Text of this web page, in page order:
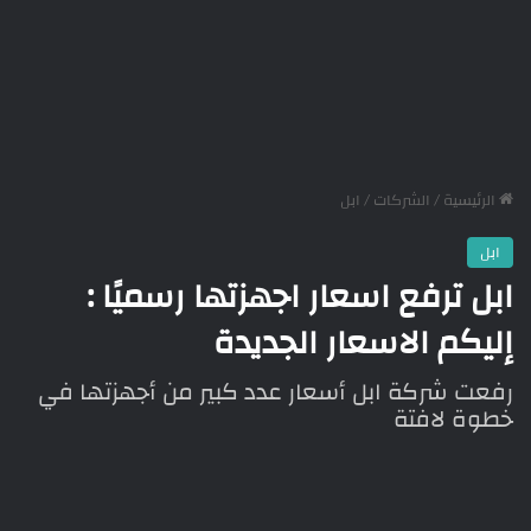
الرئيسية/ الشركات/ ابل
ابل
ابل ترفع اسعار اجهزتها رسميًا :
إليكم الاسعار الجديدة
رفعت شركة ابل أسعار عدد كبير من أجهزتها في
خطوة لافتة